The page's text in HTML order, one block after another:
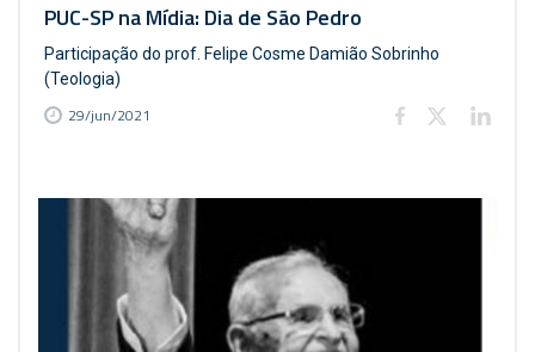
PUC-SP na Mídia: Dia de São Pedro
Participação do prof. Felipe Cosme Damião Sobrinho
(Teologia)
29/jun/2021